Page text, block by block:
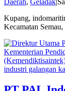
Daerah, Geladak
Kupang,
Kecamatan